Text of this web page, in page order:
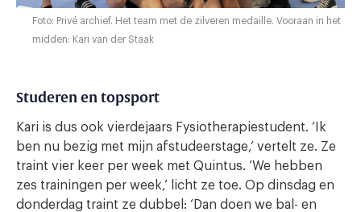
Foto: Privé archief. Het team met de zilveren medaille. Vooraan in het
midden: Kari van der Staak
Studeren en topsport
Kari is dus ook vierdejaars Fysiotherapiestudent. ‘Ik
ben nu bezig met mijn afstudeerstage,’ vertelt ze. Ze
traint vier keer per week met Quintus. ‘We hebben
zes trainingen per week,’ licht ze toe. Op dinsdag en
donderdag traint ze dubbel: ‘Dan doen we bal- en